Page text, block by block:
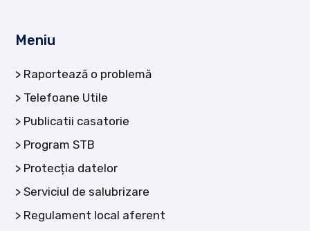
Meniu
Raportează o problemă
Telefoane Utile
Publicatii casatorie
Program STB
Protecția datelor
Serviciul de salubrizare
Regulament local aferent